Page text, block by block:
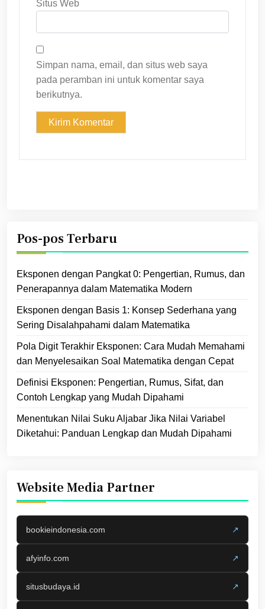
Situs Web
Simpan nama, email, dan situs web saya
pada peramban ini untuk komentar saya
berikutnya.
Pos-pos Terbaru
Eksponen dengan Pangkat 0: Pengertian, Rumus, dan
Penerapannya dalam Matematika Modern
Eksponen dengan Basis 1: Konsep Sederhana yang
Sering Disalahpahami dalam Matematika
Pola Digit Terakhir Eksponen: Cara Mudah Memahami
dan Menyelesaikan Soal Matematika dengan Cepat
Definisi Eksponen: Pengertian, Rumus, Sifat, dan
Contoh Lengkap yang Mudah Dipahami
Menentukan Nilai Suku Aljabar Jika Nilai Variabel
Diketahui: Panduan Lengkap dan Mudah Dipahami
Website Media Partner
bookieindonesia.com ↗
afyinfo.com ↗
situsbudaya.id ↗